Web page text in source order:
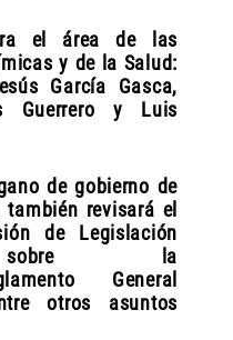
el área de las
y de la Salud:
García Gasca,
Guerrero y Luis
de gobierno de
también revisará el
de Legislación
sobre la
General
otros asuntos